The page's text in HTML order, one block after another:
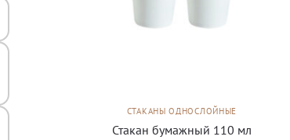
СТАКАНЫ ОДНОСЛОЙНЫЕ
Стакан бумажный 110 мл